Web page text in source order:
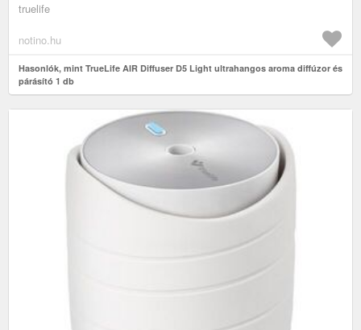
truelife
notino.hu
Hasonlók, mint TrueLife AIR Diffuser D5 Light ultrahangos aroma diffúzor és
párásító 1 db